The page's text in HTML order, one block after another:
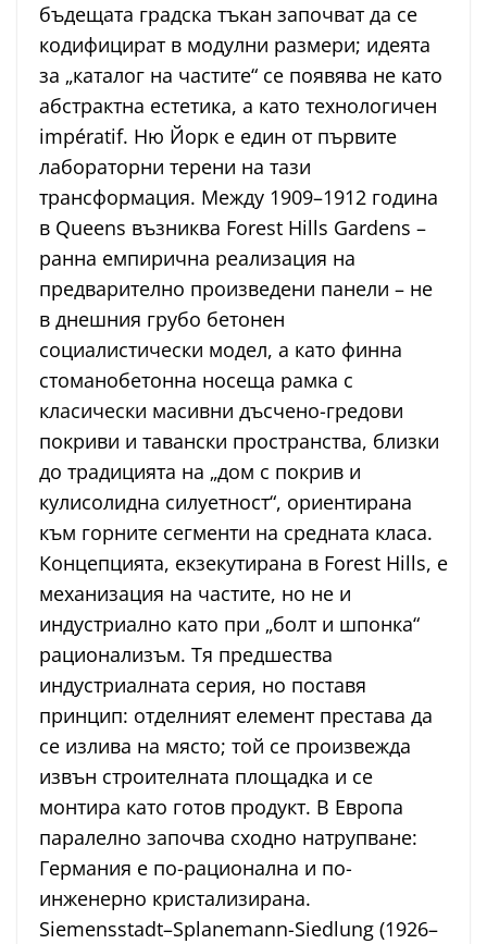
бъдещата градска тъкан започват да се
кодифицират в модулни размери; идеята
за „каталог на частите“ се появява не като
абстрактна естетика, а като технологичен
impératif. Ню Йорк е един от първите
лабораторни терени на тази
трансформация. Между 1909–1912 година
в Queens възниква Forest Hills Gardens –
ранна емпирична реализация на
предварително произведени панели – не
в днешния грубо бетонен
социалистически модел, а като финна
стоманобетонна носеща рамка с
класически масивни дъсчено-гредови
покриви и тавански пространства, близки
до традицията на „дом с покрив и
кулисолидна силуетност“, ориентирана
към горните сегменти на средната класа.
Концепцията, екзекутирана в Forest Hills, е
механизация на частите, но не и
индустриално като при „болт и шпонка“
рационализъм. Тя предшества
индустриалната серия, но поставя
принцип: отделният елемент престава да
се излива на място; той се произвежда
извън строителната площадка и се
монтира като готов продукт. В Европа
паралелно започва сходно натрупване:
Германия е по-рационална и по-
инженерно кристализирана.
Siemensstadt–Splanemann-Siedlung (1926–